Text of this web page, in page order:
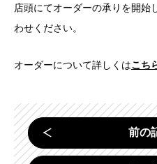
店頭にてオーダーの承りを開始
わせください。
オーダーについて詳しくはこち
前の